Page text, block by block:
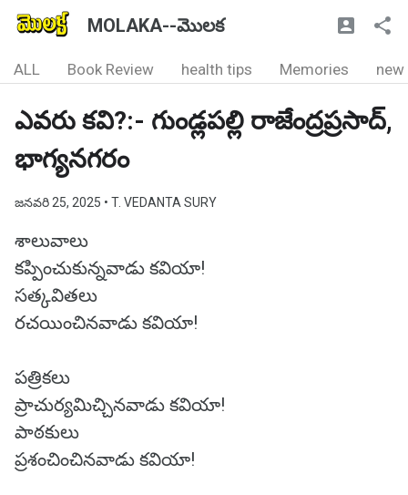
MOLAKA--మొలక
ALL Book Review health tips Memories new
ఎవరు కవి?:- గుండ్లపల్లి రాజేంద్రప్రసాద్,
భాగ్యనగరం
జనవరి 25, 2025 • T. VEDANTA SURY
శాలువాలు
కప్పించుకున్నవాడు కవియా!
సత్కవితలు
రచయించినవాడు కవియా!
పత్రికలు
ప్రాచుర్యమిచ్చినవాడు కవియా!
పాఠకులు
ప్రశంచించినవాడు కవియా!